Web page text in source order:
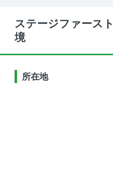
ステージファース
境
所在地